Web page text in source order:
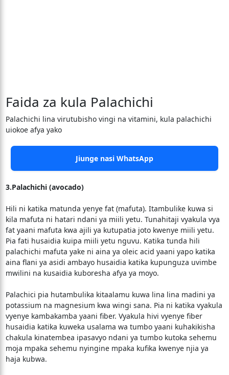
Faida za kula Palachichi
Palachichi lina virutubisho vingi na vitamini, kula palachichi
uiokoe afya yako
Jiunge nasi WhatsApp
3.Palachichi (avocado)
Hili ni katika matunda yenye fat (mafuta). Itambulike kuwa si
kila mafuta ni hatari ndani ya miili yetu. Tunahitaji vyakula vya
fat yaani mafuta kwa ajili ya kutupatia joto kwenye miili yetu.
Pia fati husaidia kuipa miili yetu nguvu. Katika tunda hili
palachichi mafuta yake ni aina ya oleic acid yaani yapo katika
aina flani ya asidi ambayo husaidia katika kupunguza uvimbe
mwilini na kusaidia kuboresha afya ya moyo.
Palachici pia hutambulika kitaalamu kuwa lina lina madini ya
potassium na magnesium kwa wingi sana. Pia ni katika vyakula
vyenye kambakamba yaani fiber. Vyakula hivi vyenye fiber
husaidia katika kuweka usalama wa tumbo yaani kuhakikisha
chakula kinatembea ipasavyo ndani ya tumbo kutoka sehemu
moja mpaka sehemu nyingine mpaka kufika kwenye njia ya
haja kubwa.